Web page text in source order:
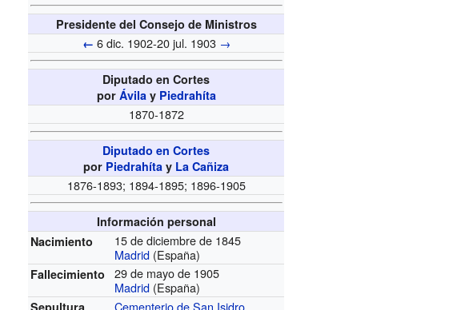
Presidente del Consejo de Ministros
← 6 dic. 1902-20 jul. 1903 →
Diputado en Cortes
por Ávilay Piedrahíta
1870-1872
Diputado en Cortes
por Piedrahíta y La Cañiza
1876-1893; 1894-1895; 1896-1905
Información personal
Nacimiento
15 de diciembre de 1845
Madrid (España)
Fallecimiento
29 de mayo de 1905
Madrid (España)
Cementerio de San Isidro